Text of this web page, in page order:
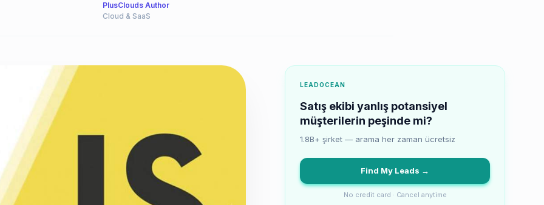
PlusClouds Author
Cloud & SaaS
LEADOCEAN
Satış ekibi yanlış potansiyel
müşterilerin peşinde mi?
1.8B+ şirket — arama her zaman ücretsiz
Find My Leads →
No credit card · Cancel anytime